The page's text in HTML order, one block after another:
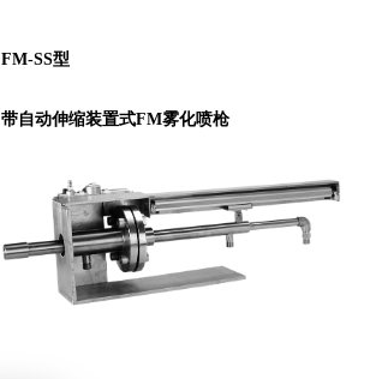
FM-SS型
带自动伸缩装置式FM雾化喷枪